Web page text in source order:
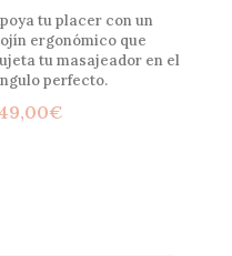
tu placer con un
ergonómico que
tu masajeador en el
perfecto.
€